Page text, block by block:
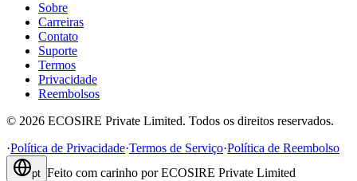
Sobre
Carreiras
Contato
Suporte
Termos
Privacidade
Reembolsos
© 2026 ECOSIRE Private Limited. Todos os direitos reservados.
·Política de Privacidade·Termos de Serviço·Política de Reembolso
pt Feito com carinho por ECOSIRE Private Limited